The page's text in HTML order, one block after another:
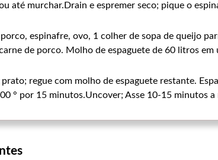
até murchar.Drain e espremer seco; pique o
espinafre, ovo, 1 colher de sopa de queijo
de porco. Molho de espaguete de 60 litros
regue com molho de espaguete restante.
° por 15 minutos.Uncover; Asse 10-15 minutos a